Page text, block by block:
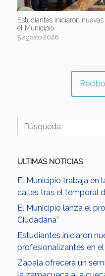
Estudiantes iniciaron
el Municipio
5 agosto 2026
Buscar:
ULTIMAS NOTICIAS
El Municipio trabaja en
calles tras el temporal
El Municipio lanza el
Ciudadana”
Estudiantes iniciaron
profesionalizantes en
Zapala ofrecerá un